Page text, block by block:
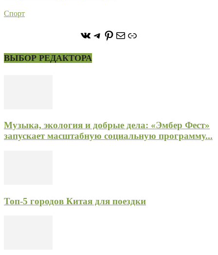
Спорт
https://vk.com/
https://t.me/stoneforest
https://
ПочтаСсылка
ВЫБОР РЕДАКТОРА
Музыка, экология и добрые дела: «Эмбер Фест»
запускает масштабную социальную программу...
Топ-5 городов Китая для поездки